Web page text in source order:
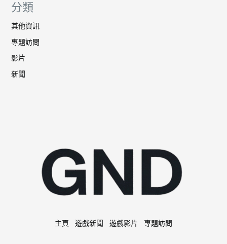
分類
其他資訊
專題訪問
影片
新聞
主頁 遊戲新聞 遊戲影片 專題訪問